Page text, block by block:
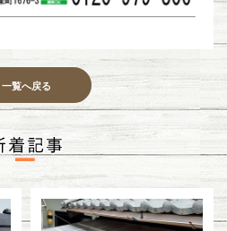
一覧へ戻る